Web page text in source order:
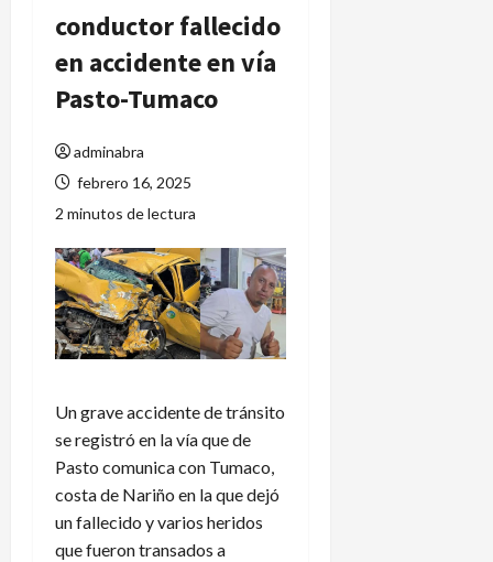
conductor fallecido
en accidente en vía
Pasto-Tumaco
adminabra
febrero 16, 2025
2 minutos de lectura
Un grave accidente de tránsito
se registró en la vía que de
Pasto comunica con Tumaco,
costa de Nariño en la que dejó
un fallecido y varios heridos
que fueron transados a